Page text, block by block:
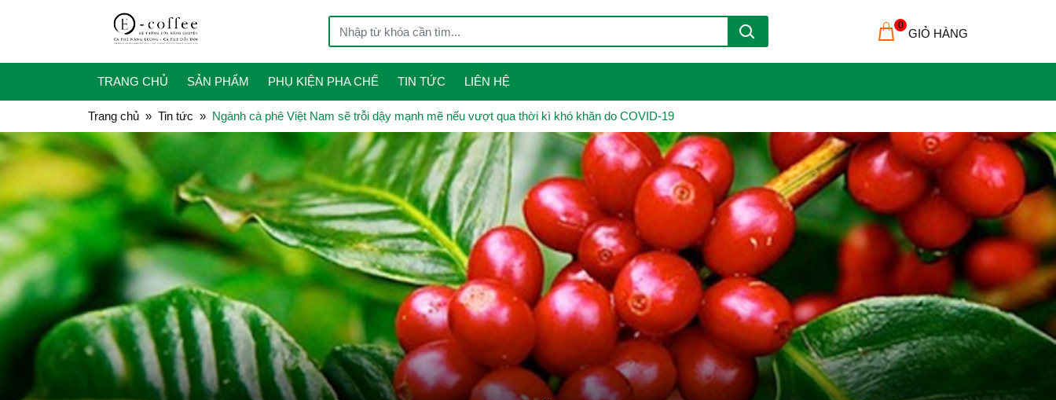
0
GIỎ HÀNG
TRANG CHỦ SẢN PHẨM PHỤ KIỆN PHA CHẾ TIN TỨC LIÊN HỆ
Trang chủ Tin tức Ngành cà phê Việt Nam sẽ trỗi dậy mạnh mẽ nếu vượt qua thời kì khó khăn do COVID-19